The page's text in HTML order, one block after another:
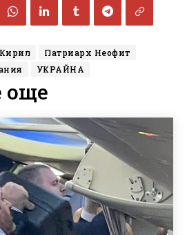
Патриарх Неофит
УКРАЙНА
още